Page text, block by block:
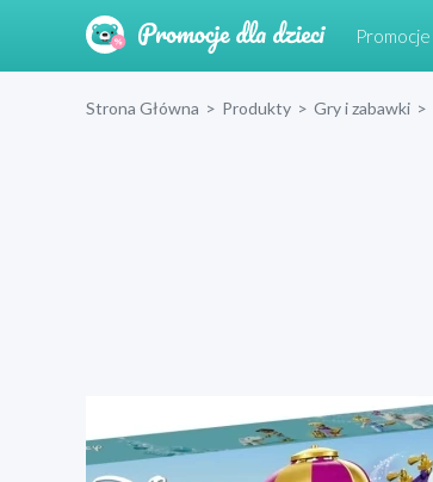
Promocje
Strona Główna > Produkty > Gry i zabawki >